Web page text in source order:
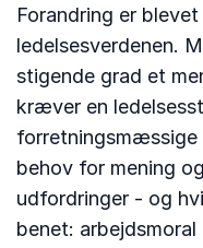
Forandring er
ledelsesverdenen.
stigende grad et
kræver en
forretningsmæssige
behov for mening
udfordringer - og
benet: